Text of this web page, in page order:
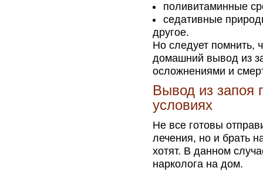
поливитаминные
седативные
другое.
Но следует помнить,
домашний вывод из
осложнениями и
Вывод из запоя
условиях
Не все готовы
лечения, но и брать
хотят. В данном
нарколога на дом.